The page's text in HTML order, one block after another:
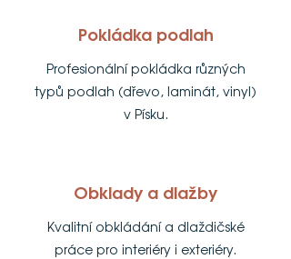
Pokládka podlah
Profesionální pokládka různých
typů podlah (dřevo, laminát, vinyl)
v Písku.
Obklady a dlažby
Kvalitní obkládání a dlaždičské
práce pro interiéry i exteriéry.